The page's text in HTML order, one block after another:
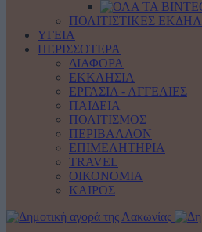
ΠΟΛΙΤΙΣΤΙΚΕΣ
ΥΓΕΙΑ
ΠΕΡΙΣΣΟΤΕΡΑ
ΔΙΑΦΟΡΑ
ΕΚΚΛΗΣΙΑ
ΕΡΓΑΣΙΑ - ΑΓΓΕΛΙΕΣ
ΠΑΙΔΕΙΑ
ΠΟΛΙΤΙΣΜΟΣ
ΠΕΡΙΒΑΛΛΟΝ
ΕΠΙΜΕΛΗΤΗΡΙΑ
TRAVEL
ΟΙΚΟΝΟΜΙΑ
ΚΑΙΡΟΣ